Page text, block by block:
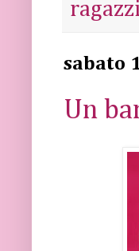
ragazzi
sabato
Un